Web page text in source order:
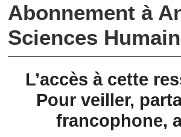
Abonnement à
Sciences
L’accès à cette
Pour veiller,
francophone,